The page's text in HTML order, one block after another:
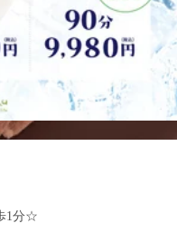
☆
ッチ】を取り入れたリラク
1分☆